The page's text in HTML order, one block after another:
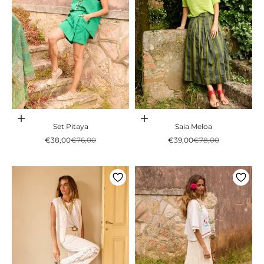
Adicionar ao carrinho
Set Pitaya
Preço promocional
€38,00Preço normal
€76,00
Adicionar ao carrinho
Saia Meloa
Preço promocional
€39,00Preço normal
€78,00